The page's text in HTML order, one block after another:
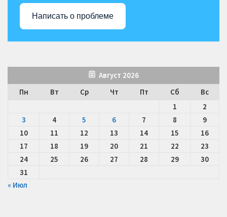
Написать о проблеме
Август 2026
Пн
Вт Ср Чт Пт Сб
Вс
1
2
3
4 5 6 7 8
9
10
11 12 13 14 15
16
17
18 19 20 21 22
23
24
25 26 27 28 29
30
31
« Июл